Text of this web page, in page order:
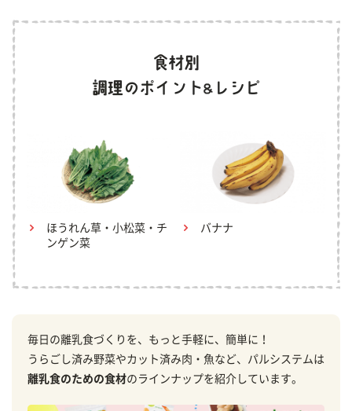
ほうれん草・小松菜・チ
ンゲン菜
バナナ
毎日の離乳食づくりを、もっと手軽に、簡単に！
うらごし済み野菜やカット済み肉・魚など、パルシステムは
離乳食のための食材のラインナップを紹介しています。